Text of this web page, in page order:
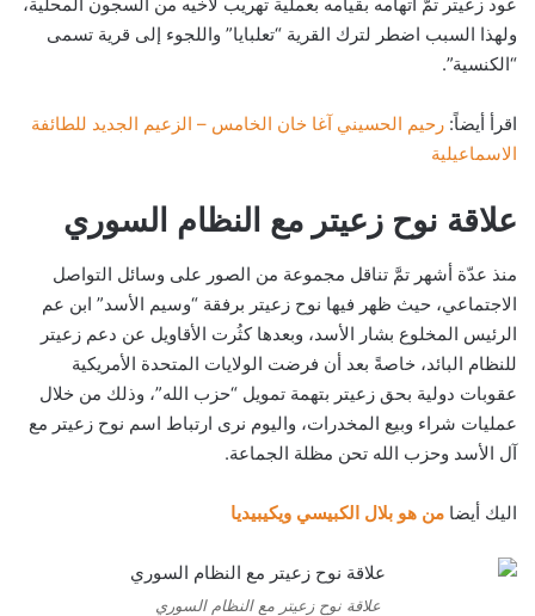
ولهذا السبب اضطر لترك القرية “تعلبايا” واللجوء إلى قرية تسمى
“الكنسية”.
اقرأ أيضاً: رحيم الحسيني آغا خان الخامس – الزعيم الجديد للطائفة
الاسماعيلية
علاقة نوح زعيتر مع النظام السوري
منذ عدّة أشهر تمَّ تناقل مجموعة من الصور على وسائل التواصل
الاجتماعي، حيث ظهر فيها نوح زعيتر برفقة “وسيم الأسد” ابن عم
الرئيس المخلوع بشار الأسد، وبعدها كثُرت الأقاويل عن دعم زعيتر
للنظام البائد، خاصةً بعد أن فرضت الولايات المتحدة الأمريكية
عقوبات دولية بحق زعيتر بتهمة تمويل “حزب الله”، وذلك من خلال
عمليات شراء وبيع المخدرات، واليوم نرى ارتباط اسم نوح زعيتر مع
آل الأسد وحزب الله تحن مظلة الجماعة.
اليك أيضا من هو بلال الكبيسي ويكيبيديا
علاقة نوح زعيتر مع النظام السوري